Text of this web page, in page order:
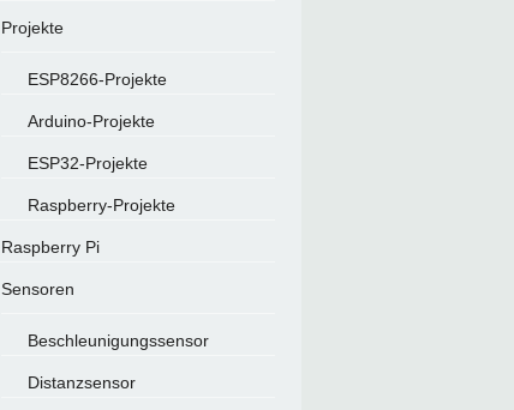
Projekte
ESP8266-Projekte
Arduino-Projekte
ESP32-Projekte
Raspberry-Projekte
Raspberry Pi
Sensoren
Beschleunigungssensor
Distanzsensor